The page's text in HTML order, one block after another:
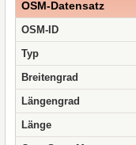
OSM-Datensatz
OSM-ID
Typ
Breitengrad
Längengrad
Länge